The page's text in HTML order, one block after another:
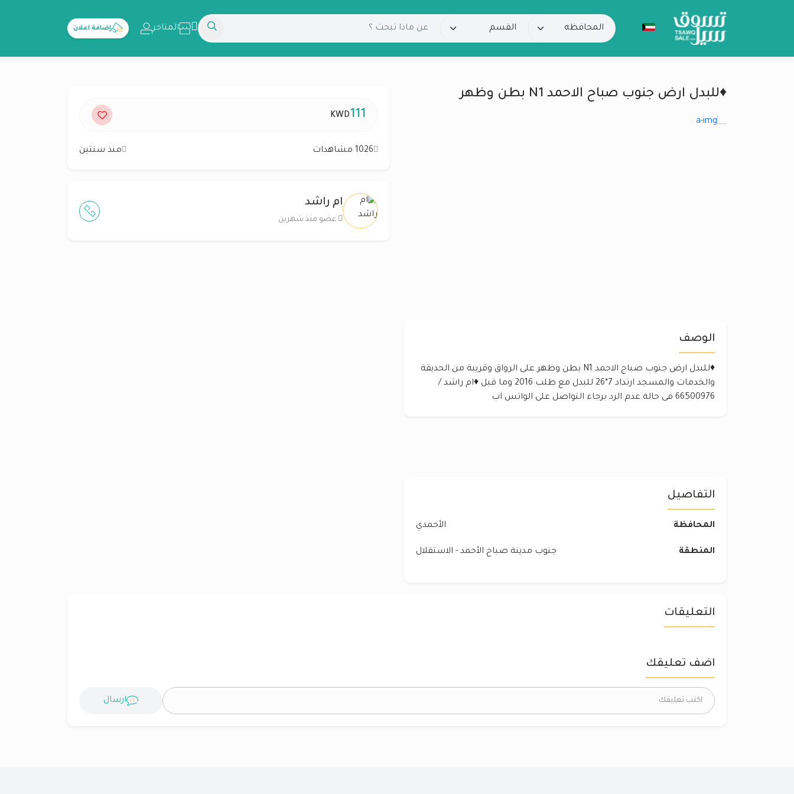
المتاجر إضافة اعلان
♦️للبدل ارض جنوب صباح الاحمد N1 بطن وظهر
الوصف
♦️للبدل ارض جنوب صباح الاحمد N1 بطن وظهر على الرواق وقريبة من الحديقة
والخدمات والمسجد ارتداد 7*26 للبدل مع طلب 2016 وما قبل ♦️ام راشد /
66500976 فى حالة عدم الرد برجاء التواصل على الواتس اب
111
KWD
1026 مشاهدات منذ سنتين
ام راشد
عضو منذ شهرين
التفاصيل
المحافظة الأحمدي
المنطقة جنوب مدينة صباح الأحمد - الاستقلال
التعليقات
اضف تعليقك
ارسال